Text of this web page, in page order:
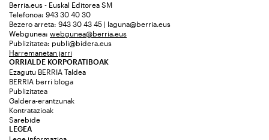
Berria.eus - Euskal Editorea SM
Telefonoa: 943 30 40 30
Bezero arreta: 943 30 43 45 | laguna@berria.eus
Webgunea: webgunea@berria.eus
Publizitatea: publi@bidera.eus
Harremanetan jarri
ORRIALDE KORPORATIBOAK
Ezagutu BERRIA Taldea
BERRIA berri bloga
Publizitatea
Galdera-erantzunak
Kontratazioak
Sarebide
LEGEA